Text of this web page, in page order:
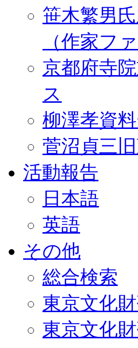
笹木繁男
（作家フ
京都府寺
ス
柳澤孝資
菅沼貞三
活動報告
日本語
英語
その他
総合検索
東京文化
東京文化